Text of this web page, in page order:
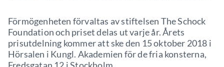
Förmögenheten förvaltas av stiftelsen The Schock
Foundation och priset delas ut varje år. Årets
prisutdelning kommer att ske den 15 oktober 2018 i
Hörsalen i Kungl. Akademien för de fria konsterna,